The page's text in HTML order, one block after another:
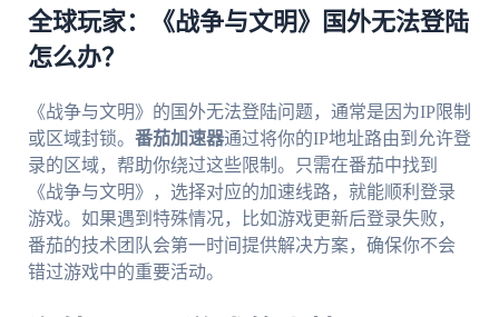
全球玩家：《战争与文明》国外无法登陆
怎么办？
《战争与文明》的国外无法登陆问题，通常是因为IP限制
或区域封锁。 番茄加速器通过将你的IP地址路由到允许登
录的区域，帮助你绕过这些限制。只需在番茄中找到
《战争与文明》，选择对应的加速线路，就能顺利登录
游戏。如果遇到特殊情况，比如游戏更新后登录失败，
番茄的技术团队会第一时间提供解决方案，确保你不会
错过游戏中的重要活动。